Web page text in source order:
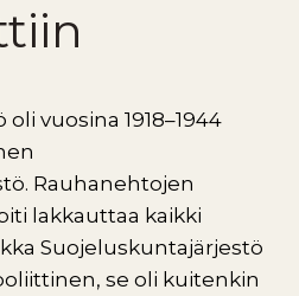
vuosina 1918–1944
Rauhanehtojen
lakkauttaa kaikki
Suojeluskuntajärjestö
se oli kuitenkin